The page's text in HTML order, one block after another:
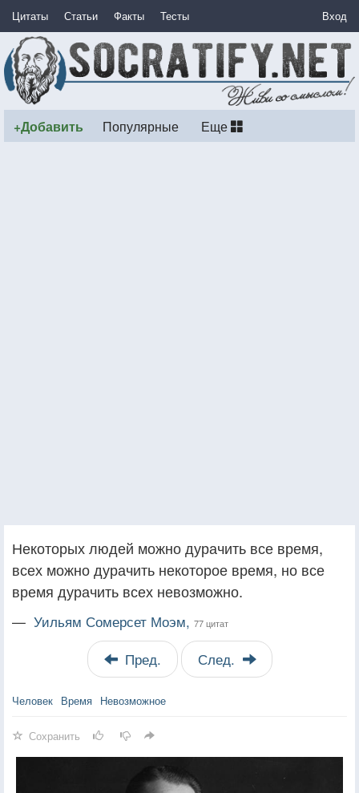
Цитаты Статьи Факты Тесты Вход
+Добавить Популярные Еще
Некоторых людей можно дурачить все время,
всех можно дурачить некоторое время, но все
время дурачить всех невозможно.
— Уильям Сомерсет Моэм, 77 цитат
Пред. След.
Человек Время Невозможное
Сохранить